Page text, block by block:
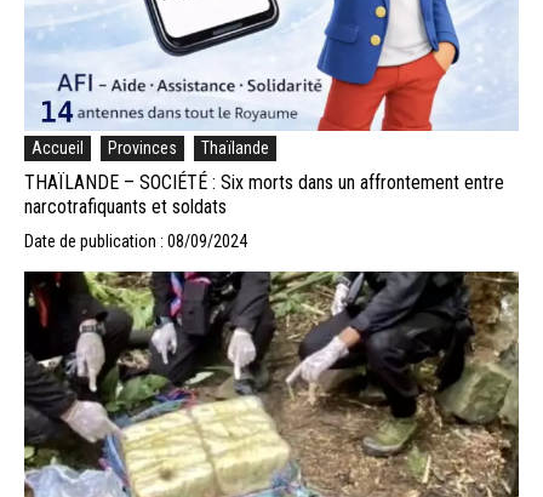
Accueil Provinces Thaïlande
THAÏLANDE – SOCIÉTÉ : Six morts dans un affrontement entre
narcotrafiquants et soldats
Date de publication : 08/09/2024